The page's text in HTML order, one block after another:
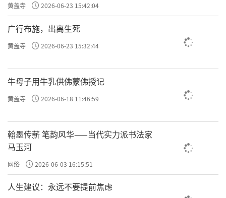
黄盖寺 2026-06-23 15:42:04
广行布施，出离生死
黄盖寺 2026-06-23 15:32:44
牛母子用牛乳供佛蒙佛授记
黄盖寺 2026-06-18 11:46:59
翰墨传薪 笔韵风华——当代实力派书法家
马玉河
网络 2026-06-03 16:15:51
人生建议：永远不要提前焦虑